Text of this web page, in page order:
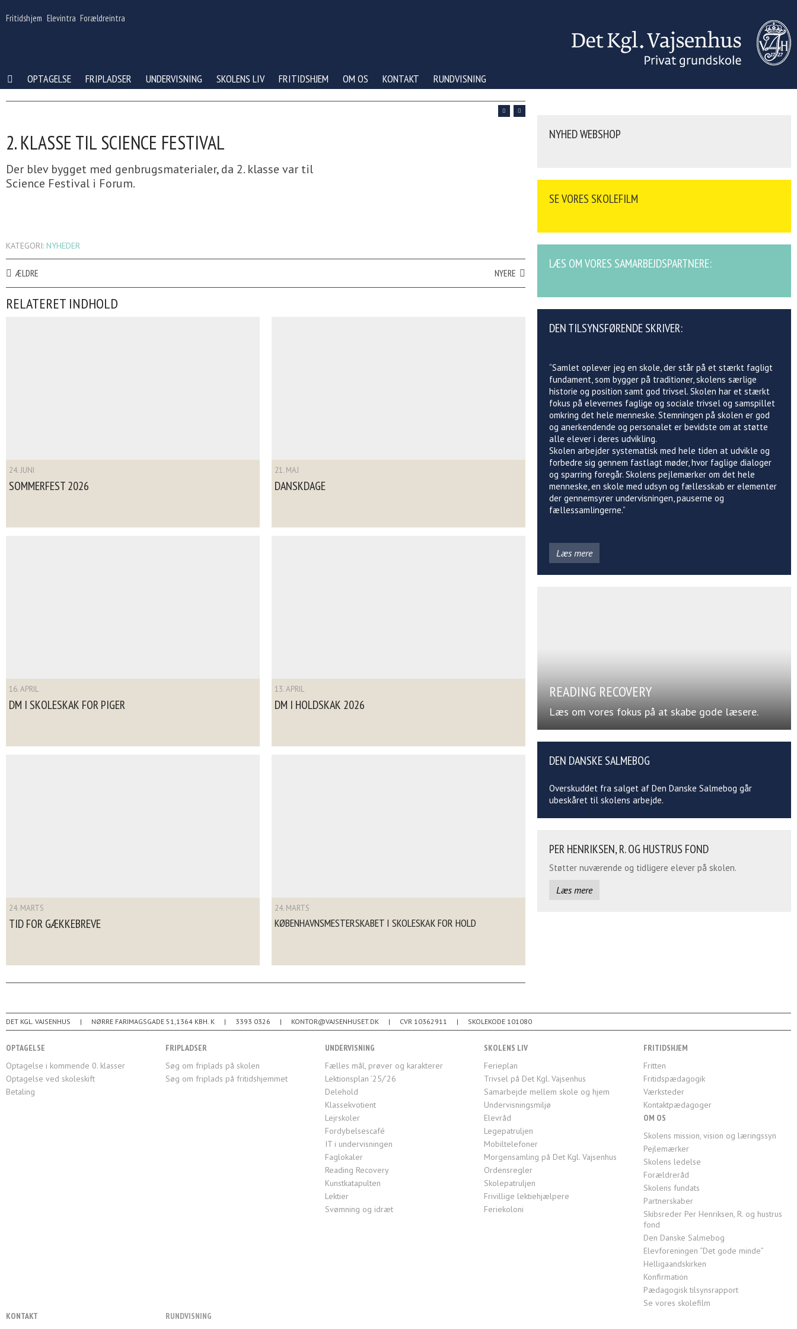
tilFritidshjem Elevintra Forældreintra
OPTAGELSE FRIPLADSER UNDERVISNING SKOLENS LIV FRITIDSHJEM OM OS KONTAKT RUNDVISNING
2. KLASSE TIL SCIENCE FESTIVAL
Der blev bygget med genbrugsmaterialer, da 2. klasse var til
Science Festival i Forum.
KATEGORI: NYHEDER
ÆLDRE NYERE
RELATERET INDHOLD
24. JUNI
SOMMERFEST 2026
21. MAJ
DANSKDAGE
16. APRIL
DM I SKOLESKAK FOR PIGER
13. APRIL
DM I HOLDSKAK 2026
24. MARTS
TID FOR GÆKKEBREVE
24. MARTS
KØBENHAVNSMESTERSKABET I SKOLESKAK FOR HOLD
NYHED WEBSHOP
SE VORES SKOLEFILM
LÆS OM VORES SAMARBEJDSPARTNERE:
DEN TILSYNSFØRENDE SKRIVER:
“Samlet oplever jeg en skole, der står på et stærkt fagligt
fundament, som bygger på traditioner, skolens særlige
historie og position samt god trivsel. Skolen har et stærkt
fokus på elevernes faglige og sociale trivsel og samspillet
omkring det hele menneske. Stemningen på skolen er god
og anerkendende og personalet er bevidste om at støtte
alle elever i deres udvikling.
Skolen arbejder systematisk med hele tiden at udvikle og
forbedre sig gennem fastlagt møder, hvor faglige dialoger
og sparring foregår. Skolens pejlemærker om det hele
menneske, en skole med udsyn og fællesskab er elementer
der gennemsyrer undervisningen, pauserne og
fællessamlingerne.”
Læs mere
READING RECOVERY
Læs om vores fokus på at skabe gode læsere.
DEN DANSKE SALMEBOG
Overskuddet fra salget af Den Danske Salmebog går
ubeskåret til skolens arbejde.
PER HENRIKSEN, R. OG HUSTRUS FOND
Støtter nuværende og tidligere elever på skolen.
Læs mere
DET KGL. VAJSENHUS NØRRE FARIMAGSGADE 51 1364 KBH. K 3393 0326 KONTOR@VAJSENHUSET.DK CVR 10362911 SKOLEKODE 101080
OPTAGELSE
Optagelse i kommende 0. klasser
Optagelse ved skoleskift
Betaling
FRIPLADSER
Søg om friplads på skolen
Søg om friplads på fritidshjemmet
UNDERVISNING
Fælles mål, prøver og karakterer
Lektionsplan ’25/’26
Delehold
Klassekvotient
Lejrskoler
Fordybelsescafé
IT i undervisningen
Faglokaler
Reading Recovery
Kunstkatapulten
Lektier
Svømning og idræt
SKOLENS LIV
Ferieplan
Trivsel på Det Kgl. Vajsenhus
Samarbejde mellem skole og hjem
Undervisningsmiljø
Elevråd
Legepatruljen
Mobiltelefoner
Morgensamling på Det Kgl. Vajsenhus
Ordensregler
Skolepatruljen
Frivillige lektiehjælpere
Feriekoloni
FRITIDSHJEM
Fritten
Fritidspædagogik
Værksteder
Kontaktpædagoger
OM OS
Skolens mission, vision og læringssyn
Pejlemærker
Skolens ledelse
Forældreråd
Skolens fundats
Partnerskaber
Skibsreder Per Henriksen, R. og hustrus
fond
Den Danske Salmebog
Elevforeningen “Det gode minde”
Helligaandskirken
Konfirmation
Pædagogisk tilsynsrapport
Se vores skolefilm
KONTAKT
RUNDVISNING